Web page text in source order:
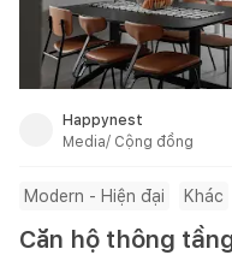
Happynest
Media/ Cộng đồng
Modern - Hiện đại Khác
Căn hộ thông